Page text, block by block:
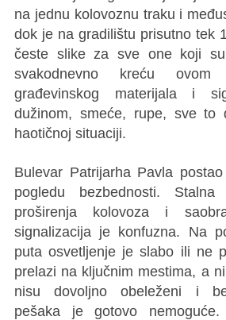
na jednu kolovoznu traku i
dok je na gradilištu prisutno tek
česte slike za sve one koji
svakodnevno kreću ovom
građevinskog materijala i
dužinom, smeće, rupe, sve to
haotičnoj situaciji.
Bulevar Patrijarha Pavla
pogledu bezbednosti.
proširenja kolovoza i
signalizacija je konfuzna. Na
puta osvetljenje je slabo ili ne
prelazi na ključnim mestima, a
nisu dovoljno obeleženi i
pešaka je gotovo